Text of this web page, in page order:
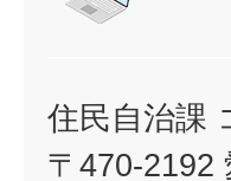
住民自治課
〒470-2192